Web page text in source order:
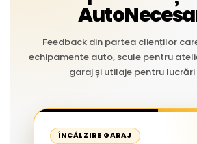
Feedback din partea clienților
echipamente auto, scule pentru
garaj și utilaje pentru
ÎNCĂLZIRE GARAJ